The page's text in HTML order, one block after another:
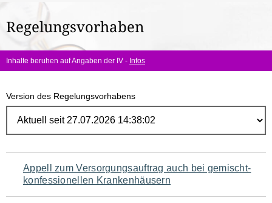
hier:
Regelungsvorhaben
Inhalte beruhen auf Angaben der IV - Infos
Version des Regelungsvorhabens
Navigation
für
Appell zum Versorgungsauftrag auch bei gemischt-
konfessionellen Krankenhäusern